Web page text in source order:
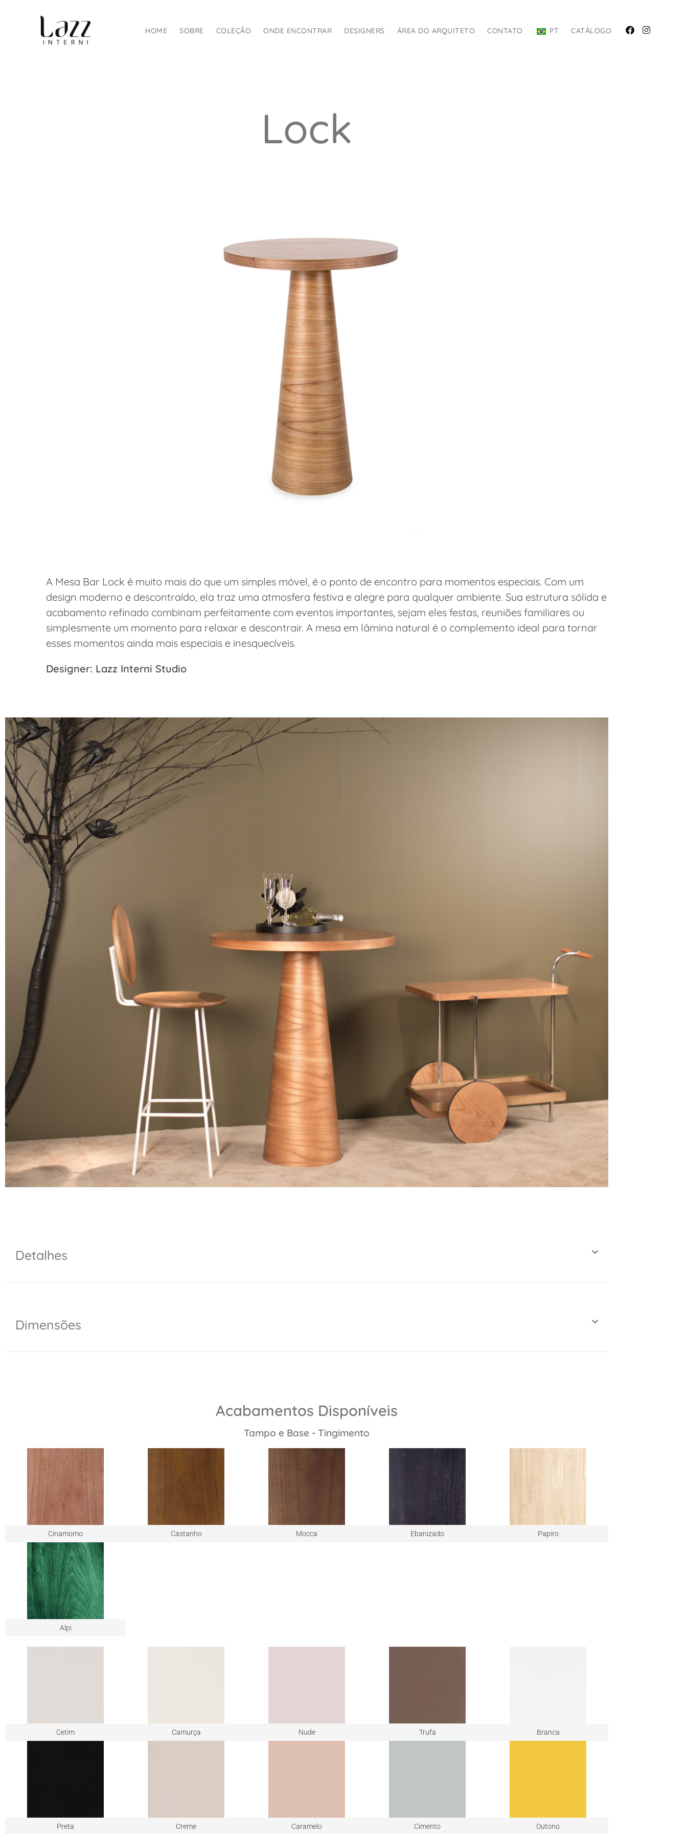
HOME SOBRE COLEÇÃO ONDE ENCONTRAR DESIGNERS ÁREA DO ARQUITETO CONTATO PT CATÁLOGO
Lock
A Mesa Bar Lock é muito mais do que um simples móvel, é o ponto de encontro para momentos especiais. Com um
design moderno e descontraído, ela traz uma atmosfera festiva e alegre para qualquer ambiente. Sua estrutura sólida e
acabamento refinado combinam perfeitamente com eventos importantes, sejam eles festas, reuniões familiares ou
simplesmente um momento para relaxar e descontrair. A mesa em lâmina natural é o complemento ideal para tornar
esses momentos ainda mais especiais e inesquecíveis.
Designer: Lazz Interni Studio
Detalhes
Dimensões
Acabamentos Disponíveis
Tampo e Base - Tingimento
Cinamomo Castanho Mocca Ebanizado Papiro
Alpi
Cetim Camurça Nude Trufa Branca
Preta Creme Caramelo Cimento Outono